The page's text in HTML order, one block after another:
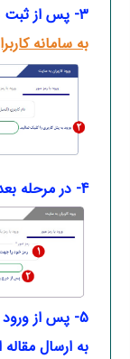
3- پس از ثبت نام از منو ثبت نام در همایش گزینه
به سامانه
4- در مرحله بعدی با ورود رمز ، وارد پنل کاربری شوید:
5- پس از
به ارسال مقاله